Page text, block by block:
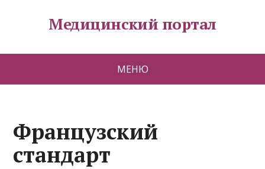
Медицинский портал
МЕНЮ
Французский
стандарт